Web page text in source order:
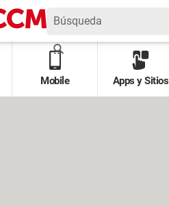
Mobile Apps y Sitios